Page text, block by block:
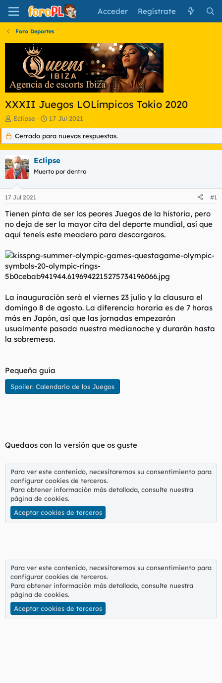
Acceder Regístrate
Foro Deportes
XXXII Juegos LOLímpicos Tokio 2020
I
n
c
a
d
o
r
d
l
t
e
a
Eclipse
F
e
c
h
d
e
n
i
o
17 Jul 2021
Cerrado para nuevas respuestas.
Eclipse
Muerto por dentro
17 Jul 2021 #1
Tienen pinta de ser los peores Juegos de la historia, pero
no deja de ser la mayor cita del deporte mundial, así que
aquí teneís este meadero para descargaros.
La inauguración será el viernes 23 julio y la clausura el
domingo 8 de agosto. La diferencia horaria es de 7 horas
más en Japón, así que las jornadas empezarán
usualmente pasada nuestra medianoche y durarán hasta
la sobremesa.
Pequeña guía
Spoiler: Calendario de los Juegos
Quedaos con la versión que os guste
Para ver este contenido, necesitaremos su consentimiento para
configurar cookies de terceros.
Para obtener información más detallada, consulte nuestra
página de cookies.
Aceptar cookies de terceros
Para ver este contenido, necesitaremos su consentimiento para
configurar cookies de terceros.
Para obtener información más detallada, consulte nuestra
página de cookies.
Aceptar cookies de terceros